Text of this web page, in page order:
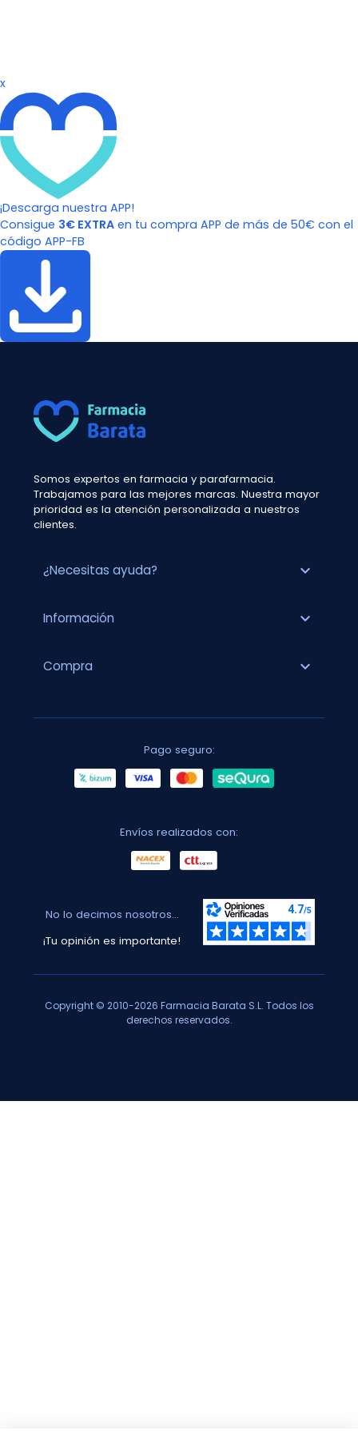
x
¡Descarga nuestra APP!
Consigue 3€ EXTRA en tu compra APP de más de 50€ con el
código APP-FB
Somos expertos en farmacia y parafarmacia.
Trabajamos para las mejores marcas. Nuestra mayor
prioridad es la atención personalizada a nuestros
clientes.
¿Necesitas ayuda? expand_more
Información expand_more
Compra expand_more
Pago seguro:
Envíos realizados con:
No lo decimos nosotros...
¡Tu opinión es importante!
Copyright © 2010-2026 Farmacia Barata S.L. Todos los
derechos reservados.